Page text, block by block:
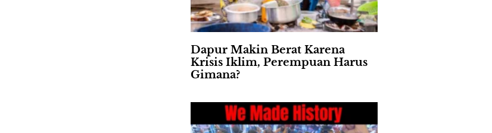
Dapur Makin Berat Karena
Krisis Iklim, Perempuan Harus
Gimana?